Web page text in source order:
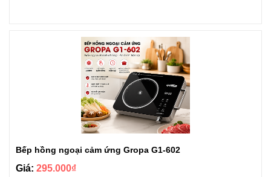
Bếp hồng ngoại cảm ứng Gropa G1-602
Giá: 295.000₫